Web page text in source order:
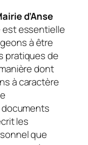
d’Anse
est essentielle
à être
pratiques de
dont
à caractère
les
que